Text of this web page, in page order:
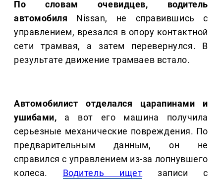
По словам очевидцев, водитель
автомобиля Nissan, не справившись с
управлением, врезался в опору контактной
сети трамвая, а затем перевернулся. В
результате движение трамваев встало.
Автомобилист отделался царапинами и
ушибами, а вот его машина получила
серьезные механические повреждения. По
предварительным данным, он не
справился с управлением из-за лопнувшего
колеса. Водитель ищет записи с